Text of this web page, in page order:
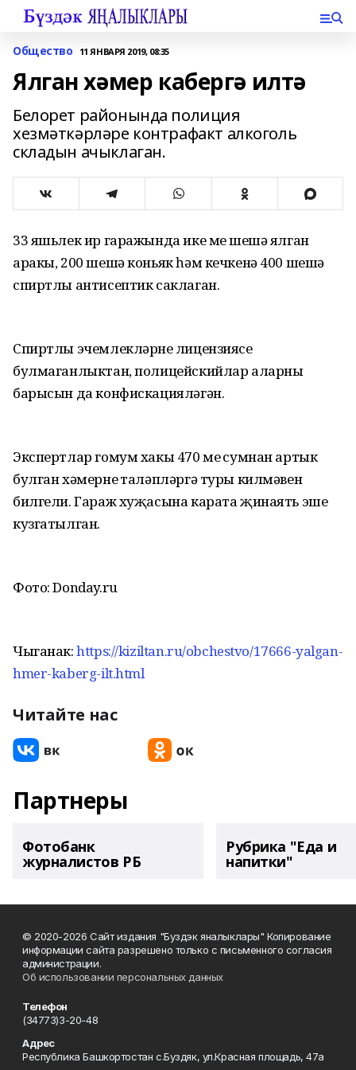
Общество 11 ЯНВАРЯ 2019, 08:35
Ялган хәмер кабергә илтә
Белорет районында полиция
хезмәткәрләре контрафакт алкоголь
складын ачыклаган.
33 яшьлек ир гаражында ике мең шешә ялган
аракы, 200 шешә коньяк һәм кечкенә 400 шешә
спиртлы антисептик саклаган.
Спиртлы эчемлекләрнең лицензиясе
булмаганлыктан, полицейскийлар аларның
барысын да конфискацияләгән.
Экспертлар гомум хакы 470 мең сумнан артык
булган хәмернең таләпләргә туры килмәвен
билгели. Гараж хуҗасына карата җинаять эше
кузгатылган.
Фото: Donday.ru
Чыганак:https://kiziltan.ru/obchestvo/17666-yalgan-
hmer-kaberg-ilt.html
Читайте нас
Партнеры
Фотобанк
журналистов РБ
Рубрика "Еда и
напитки"
© 2020-2026 Сайт издания "Буздэк яналыклары" Копирование
информации сайта разрешено только с письменного согласия
администрации.
Об использовании персональных данных
Телефон
(34773)3-20-48
Адрес
Республика Башкортостан с.Буздяк, ул.Красная площадь, 47а